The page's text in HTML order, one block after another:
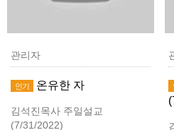
관리자
인기 온유한 자
김석진목사 주일설교
(7/31/2022)